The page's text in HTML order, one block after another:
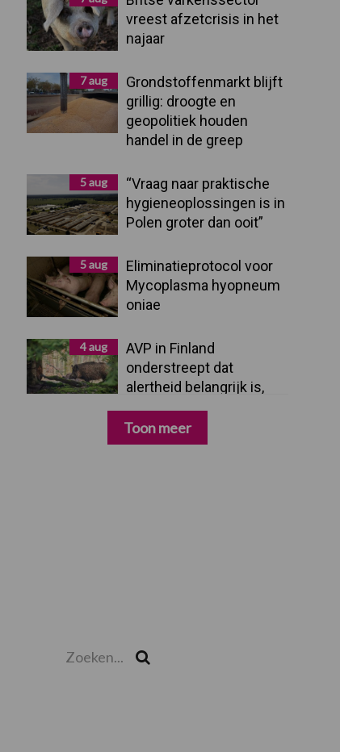
vreest afzetcrisis in het
najaar
7 aug
Grondstoffenmarkt blijft
grillig: droogte en
geopolitiek houden
handel in de greep
5 aug
“Vraag naar praktische
hygieneoplossingen is in
Polen groter dan ooit”
5 aug
Eliminatieprotocol voor
Mycoplasma hyopneum
oniae
4 aug
AVP in Finland
onderstreept dat
alertheid belangrijk is,
Toon meer